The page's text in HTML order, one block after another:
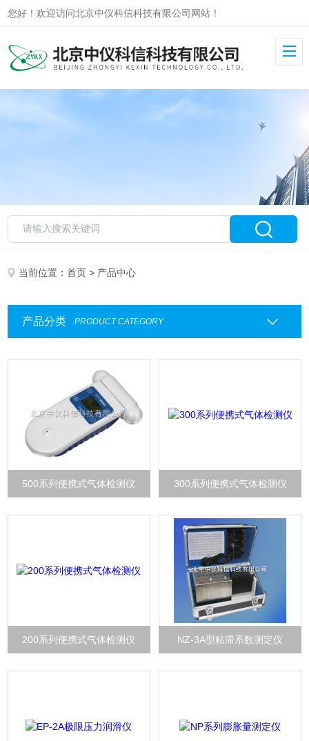
您好！欢迎访问北京中仪科信科技有限公司网站！
当前位置：首页 > 产品中心
产品分类 PRODUCT CATEGORY
500系列便携式气体检测仪 300系列便携式气体检测仪
200系列便携式气体检测仪 NZ-3A型粘滞系数测定仪